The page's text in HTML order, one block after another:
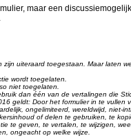
maar een
zijn uiteraard toegestaan. Maar laten
wordt toegelaten.
niet toegelaten.
dan één van de vertalingen die
geldt: Door het formulier in te vullen
ongelimiteerd, wereldwijd, niet-
of delen te gebruiken, te
te geven, te vertalen, te wijzigen,
ongeacht op welke wijze.